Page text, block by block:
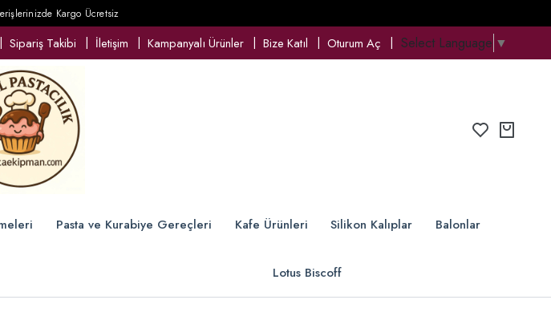
Kargo Ücretsiz
Sipariş Takibi İletişim Kampanyalı Ürünler Bize Katıl Oturum Aç Select Language ▼
Pasta ve Kurabiye Gereçleri Kafe Ürünleri Silikon Kalıplar Balonlar
Lotus Biscoff